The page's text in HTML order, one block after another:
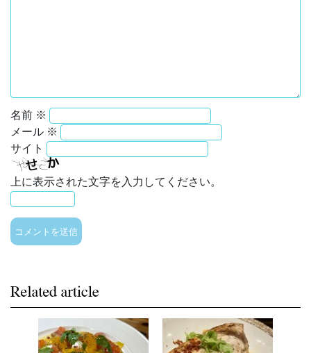
名前 ※
メール ※
サイト
上に表示された文字を入力してください。